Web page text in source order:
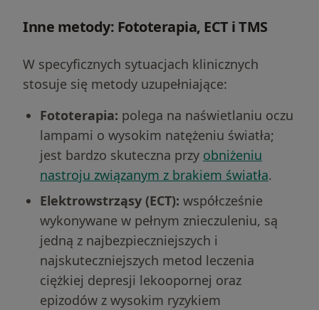
Inne metody: Fototerapia, ECT i TMS
W specyficznych sytuacjach klinicznych
stosuje się metody uzupełniające:
Fototerapia: polega na naświetlaniu oczu
lampami o wysokim natężeniu światła;
jest bardzo skuteczna przy obniżeniu
nastroju związanym z brakiem światła.
Elektrowstrząsy (ECT): współcześnie
wykonywane w pełnym znieczuleniu, są
jedną z najbezpieczniejszych i
najskuteczniejszych metod leczenia
ciężkiej depresji lekoopornej oraz
epizodów z wysokim ryzykiem